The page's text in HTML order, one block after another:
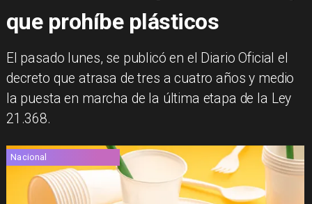
que prohíbe plásticos
El pasado lunes, se publicó en el Diario Oficial el
decreto que atrasa de tres a cuatro años y medio
la puesta en marcha de la última etapa de la Ley
21.368.
Nacional